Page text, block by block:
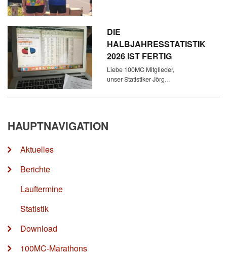
DIE
HALBJAHRESSTATISTIK
2026 IST FERTIG
Liebe 100MC Mitglieder,
unser Statistiker Jörg…
HAUPTNAVIGATION
Aktuelles
Berichte
Lauftermine
Statistik
Download
100MC-Marathons